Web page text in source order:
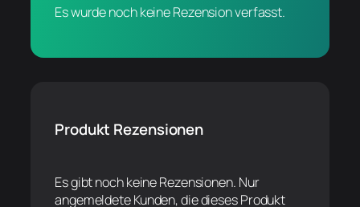
Es wurde noch keine Rezension verfasst.
Produkt Rezensionen
Es gibt noch keine Rezensionen. Nur
angemeldete Kunden, die dieses Produkt